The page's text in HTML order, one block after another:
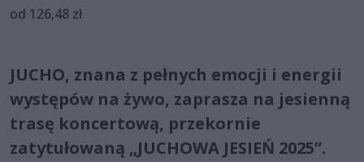
od 126,48 zł
JUCHO, znana z pełnych emocji i energii
występów na żywo, zaprasza na jesienną
trasę koncertową, przekornie
zatytułowaną „JUCHOWA JESIEŃ 2025”.